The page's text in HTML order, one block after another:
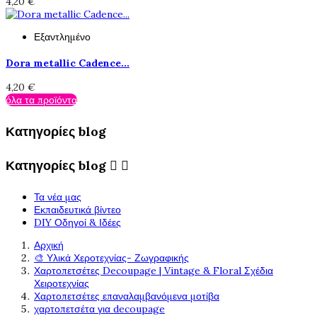
Εξαντλημένο
Dora metallic Cadence...
4,20 €
όλα τα προϊόντα
Κατηγορίες blog
Κατηγορίες blog  
Τα νέα μας
Εκπαιδευτικά βίντεο
DIY Οδηγοί & Ιδέες
Αρχική
🎨 Υλικά Χεροτεχνίας- Ζωγραφικής
Χαρτοπετσέτες Decoupage | Vintage & Floral Σχέδια
Χειροτεχνίας
Χαρτοπετσέτες επαναλαμβανόμενα μοτίβα
χαρτοπετσέτα για decoupage